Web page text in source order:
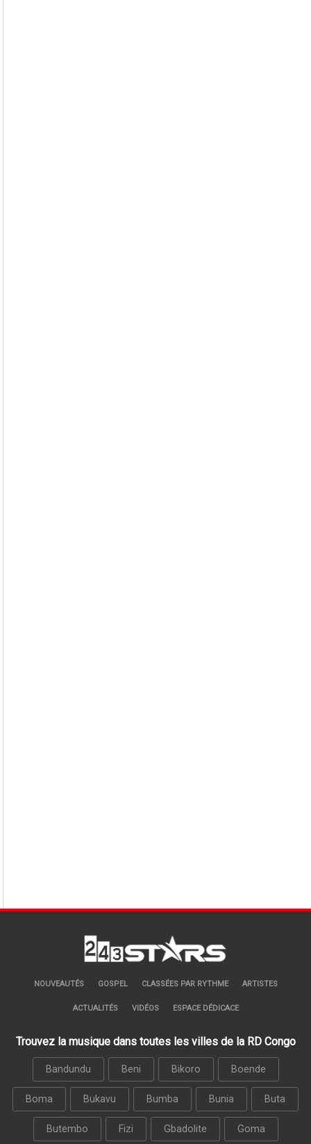
NOUVEAUTÉS GOSPEL CLASSÉES PAR RYTHME ARTISTES
ACTUALITÉS VIDÉOS ESPACE DÉDICACE
Trouvez la musique dans toutes les villes de la RD Congo
Bandundu Beni Bikoro Boende
Boma Bukavu Bumba Bunia Buta
Butembo Fizi Gbadolite Goma